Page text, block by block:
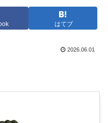
はてブ
2026.06.01